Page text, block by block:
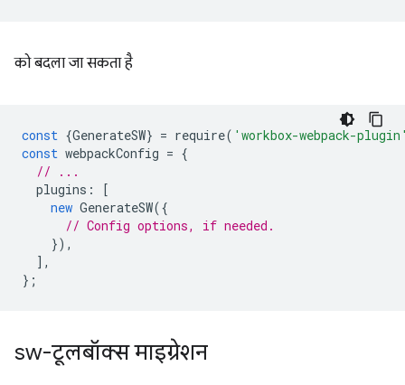
को बदला जा सकता है
const {GenerateSW} = require( 'workbox-webpack-
const webpackConfig = {
// ...
plugins :
[
new GenerateSW({
// Config options, if needed.
}),
],
};
sw-टूलबॉक्स माइग्रेशन